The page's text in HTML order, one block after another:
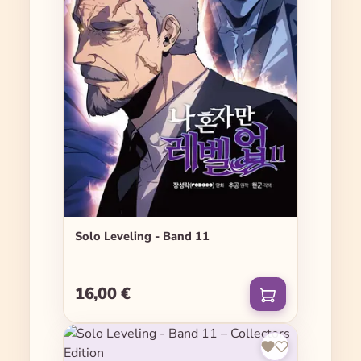
Solo Leveling - Band 11
Regulärer Preis:
16,00 €